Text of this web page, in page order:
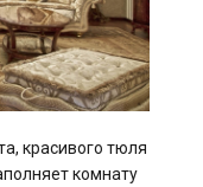
красивого тюля
комнату